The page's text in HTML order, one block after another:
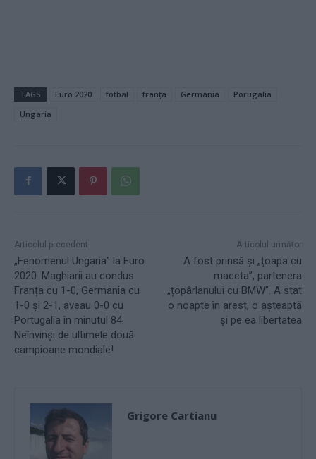
TAGS Euro 2020 fotbal franța Germania
Porugalia
Ungaria
Articolul precedent
„Fenomenul Ungaria” la Euro
2020. Maghiarii au condus
Franța cu 1-0, Germania cu
1-0 și 2-1, aveau 0-0 cu
Portugalia în minutul 84.
Neînvinși de ultimele două
campioane mondiale!
Articolul următor
A fost prinsă și „țoapa cu
maceta”, partenera
„țopârlanului cu BMW”. A stat
o noapte în arest, o așteaptă
și pe ea libertatea
Grigore Cartianu